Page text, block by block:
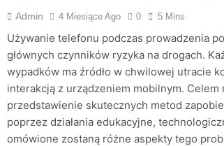
Admin 4 Miesiące Ago 0 5 Mins
Używanie telefonu podczas prowadzenia
głównych czynników ryzyka na drogach.
wypadków ma źródło w chwilowej utracie
interakcją z urządzeniem mobilnym. Celem
przedstawienie skutecznych metod
poprzez działania edukacyjne,
omówione zostaną różne aspekty tego